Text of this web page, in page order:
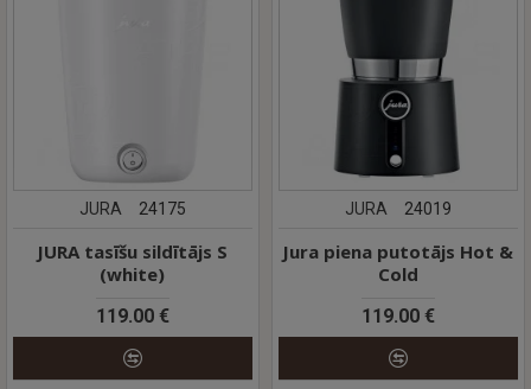
JURA 24175
JURA tasīšu sildītājs S
(white)
119.00 €
JURA 24019
Jura piena putotājs Hot &
Cold
119.00 €